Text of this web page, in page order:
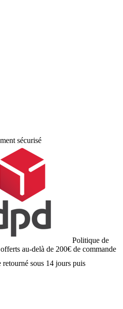
sécurisé
Politique de
au-delà de 200€ de commande
sous 14 jours puis